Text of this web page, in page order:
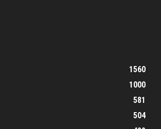
1560
1000
581
504